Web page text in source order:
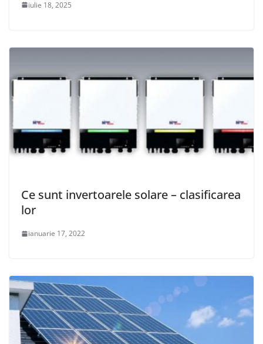
iulie 18, 2025
Ce sunt invertoarele solare – clasificarea
lor
ianuarie 17, 2022